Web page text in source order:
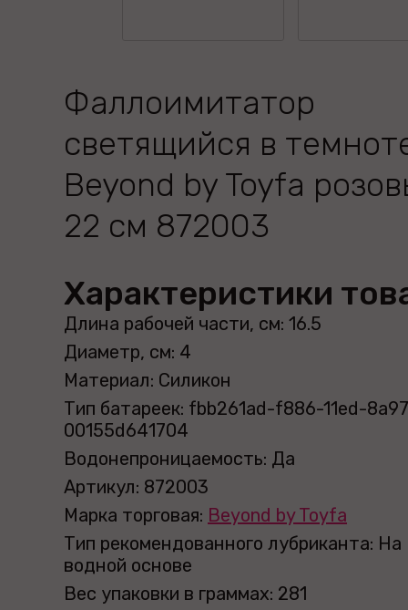
Фаллоимитатор
светящийся в
Beyond by Toyfa
22 см 872003
Характеристики
Длина рабочей части, см: 16.5
Диаметр, см: 4
Материал: Силикон
Тип батареек: fbb261ad-f886-11ed-
00155d641704
Водонепроницаемость: Да
Артикул: 872003
Марка торговая: Beyond by Toyfa
Тип рекомендованного лубриканта: На
водной основе
Вес упаковки в граммах: 281